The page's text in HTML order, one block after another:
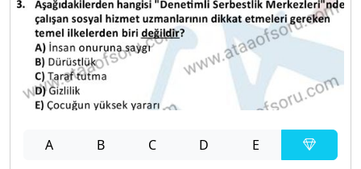
A B C D E